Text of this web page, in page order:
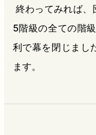
終わってみれば
5階級の全ての階
利で幕を閉じまし
ます。